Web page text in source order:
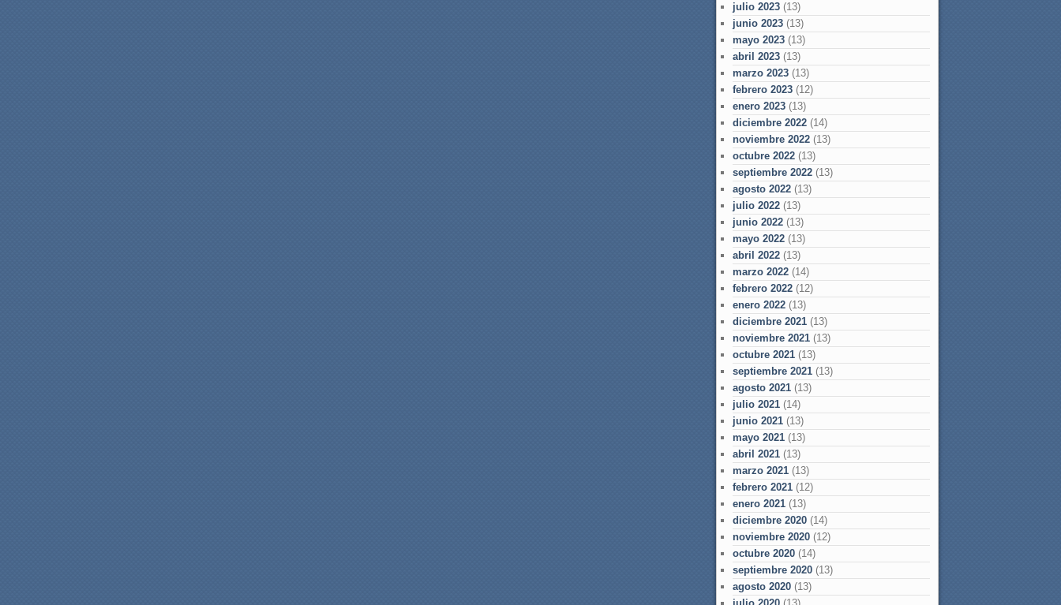
julio 2023 (13)
junio 2023 (13)
mayo 2023 (13)
abril 2023 (13)
marzo 2023 (13)
febrero 2023 (12)
enero 2023 (13)
diciembre 2022 (14)
noviembre 2022 (13)
octubre 2022 (13)
septiembre 2022 (13)
agosto 2022 (13)
julio 2022 (13)
junio 2022 (13)
mayo 2022 (13)
abril 2022 (13)
marzo 2022 (14)
febrero 2022 (12)
enero 2022 (13)
diciembre 2021 (13)
noviembre 2021 (13)
octubre 2021 (13)
septiembre 2021 (13)
agosto 2021 (13)
julio 2021 (14)
junio 2021 (13)
mayo 2021 (13)
abril 2021 (13)
marzo 2021 (13)
febrero 2021 (12)
enero 2021 (13)
diciembre 2020 (14)
noviembre 2020 (12)
octubre 2020 (14)
septiembre 2020 (13)
agosto 2020 (13)